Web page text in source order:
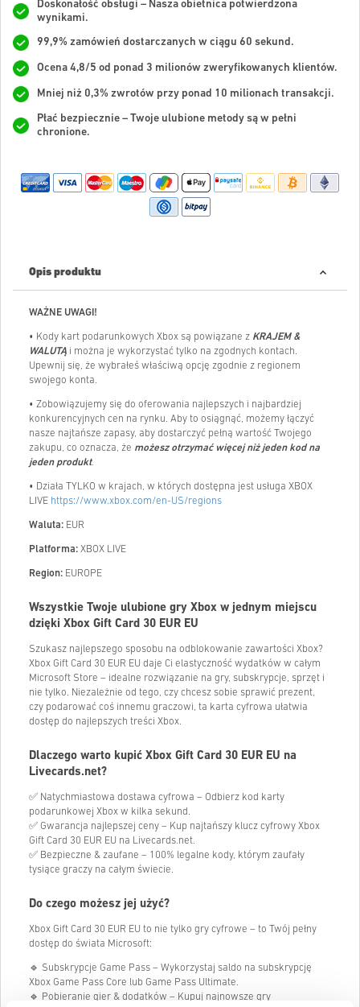
Doskonałość obsługi – Nasza obietnica potwierdzona
wynikami.
99,9% zamówień dostarczanych w ciągu 60 sekund.
Ocena 4,8/5 od ponad 3 milionów zweryfikowanych klientów.
Mniej niż 0,3% zwrotów przy ponad 10 milionach transakcji.
Płać bezpiecznie – Twoje ulubione metody są w pełni
chronione.
Opis produktu
WAŻNE UWAGI!
• Kody kart podarunkowych Xbox są powiązane z KRAJEM &
WALUTĄ i można je wykorzystać tylko na zgodnych kontach.
Upewnij się, że wybrałeś właściwą opcję zgodnie z regionem
swojego konta.
• Zobowiązujemy się do oferowania najlepszych i najbardziej
konkurencyjnych cen na rynku. Aby to osiągnąć, możemy łączyć
nasze najtańsze zapasy, aby dostarczyć pełną wartość Twojego
zakupu, co oznacza, że możesz otrzymać więcej niż jeden kod na
jeden produkt.
• Działa TYLKO w krajach, w których dostępna jest usługa XBOX
LIVE https://www.xbox.com/en-US/regions
Waluta: EUR
Platforma: XBOX LIVE
Region: EUROPE
Wszystkie Twoje ulubione gry Xbox w jednym miejscu
dzięki Xbox Gift Card 30 EUR EU
Szukasz najlepszego sposobu na odblokowanie zawartości Xbox?
Xbox Gift Card 30 EUR EU daje Ci elastyczność wydatków w całym
Microsoft Store – idealne rozwiązanie na gry, subskrypcje, sprzęt i
nie tylko. Niezależnie od tego, czy chcesz sobie sprawić prezent,
czy podarować coś innemu graczowi, ta karta cyfrowa ułatwia
dostęp do najlepszych treści Xbox.
Dlaczego warto kupić Xbox Gift Card 30 EUR EU na
Livecards.net?
✅ Natychmiastowa dostawa cyfrowa – Odbierz kod karty
podarunkowej Xbox w kilka sekund.
✅ Gwarancja najlepszej ceny – Kup najtańszy klucz cyfrowy Xbox
Gift Card 30 EUR EU na Livecards.net.
✅ Bezpieczne & zaufane – 100% legalne kody, którym zaufały
tysiące graczy na całym świecie.
Do czego możesz jej użyć?
Xbox Gift Card 30 EUR EU to nie tylko gry cyfrowe – to Twój pełny
dostęp do świata Microsoft:
🔹 Subskrypcje Game Pass – Wykorzystaj saldo na subskrypcję
Xbox Game Pass Core lub Game Pass Ultimate.
🔹 Pobieranie gier & dodatków – Kupuj najnowsze gry